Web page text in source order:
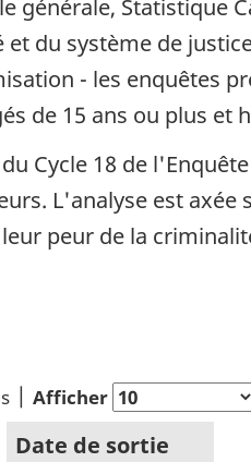
générale, Statistique
du système de
- les enquêtes
de 15 ans ou plus
Cycle 18 de
L'analyse est axée
peur de la
Afficher
Date de sortie